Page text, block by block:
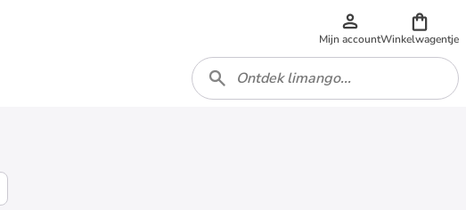
Mijn accountWinkelwagentje